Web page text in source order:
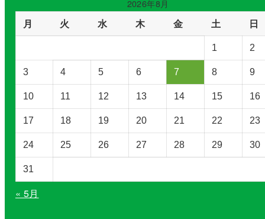
リ
ー
択
2026年8月
月 火 水 木 金 土 日
1 2
3 4 5 6 7 8 9
10 11 12 13 14 15 16
17 18 19 20 21 22 23
24 25 26 27 28 29 30
31
« 5月